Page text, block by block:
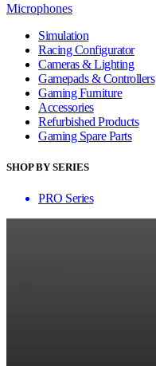
Microphones
Simulation
Racing Configurator
Cameras & Lighting
Gamepads & Controllers
Gaming Furniture
Accessories
Refurbished Products
Gaming Spare Parts
SHOP BY SERIES
PRO Series